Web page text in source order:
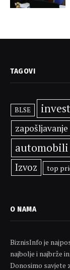
TAGOVI
BLSE
zapošljavanje
automobili
Izvoz top
O NAMA
BiznisInfo je
najbolje i najbrže
Donosimo savjete